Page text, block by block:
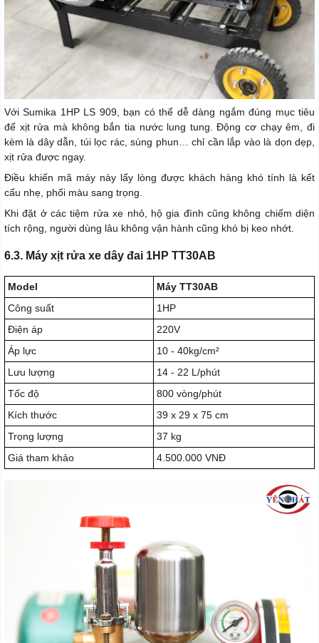
Với Sumika 1HP LS 909, bạn có thể dễ dàng ngắm đúng mục tiêu
để xịt rửa mà không bắn tia nước lung tung. Động cơ chạy êm, đi
kèm là dây dẫn, túi lọc rác, súng phun… chỉ cần lắp vào là dọn dẹp,
xịt rửa được ngay.
Điều khiến mã máy này lấy lòng được khách hàng khó tính là kết
cấu nhẹ, phối màu sang trọng.
Khi đặt ở các tiệm rửa xe nhỏ, hộ gia đình cũng không chiếm diện
tích rộng, người dùng lâu không vận hành cũng khó bị keo nhớt.
6.3. Máy xịt rửa xe dây đai 1HP TT30AB
Model
Máy TT30AB
Công suất
1HP
Điện áp
220V
Áp lực
10 - 40kg/cm²
Lưu lượng
14 - 22 L/phút
Tốc độ
800 vòng/phút
Kích thước
39 x 29 x 75 cm
Trọng lượng
37 kg
Giá tham khảo
4.500.000 VNĐ